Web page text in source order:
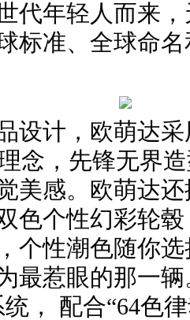
代年轻人而来
标准、全球命
设计，欧萌达
念，先锋无界
美感。欧萌达
色个性幻彩轮
个性潮色随你
最惹眼的那一
， 配合“64色